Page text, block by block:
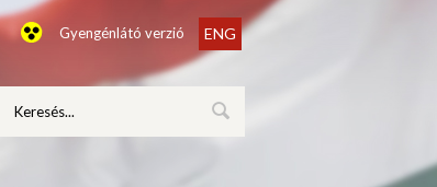
Gyengénlátó verzió ENG